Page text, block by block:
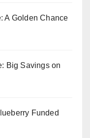
A Golden Chance
Big Savings on
Funded